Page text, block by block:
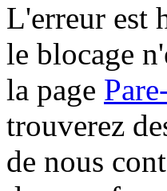
L'erreur est
le blocage
la page
trouverez
de nous